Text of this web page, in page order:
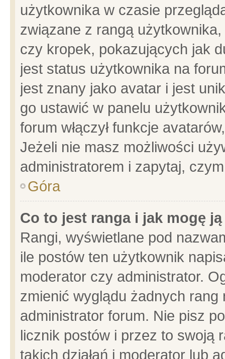
użytkownika w czasie
związane z rangą
czy kropek, pokazujących jak
jest status użytkownika na
jest znany jako avatar i jest
go ustawić w panelu
forum włączył funkcje
Jeżeli nie masz możliwości
administratorem i zapytaj,
Góra
Co to jest ranga i jak mogę
Rangi, wyświetlane pod
ile postów ten użytkownik
moderator czy administrator.
zmienić wyglądu żadnych
administrator forum. Nie pisz
licznik postów i przez to swoją
takich działań i moderator lub